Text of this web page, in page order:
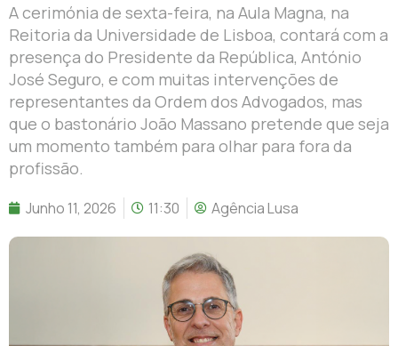
A cerimónia de sexta-feira, na Aula Magna, na
Reitoria da Universidade de Lisboa, contará com a
presença do Presidente da República, António
José Seguro, e com muitas intervenções de
representantes da Ordem dos Advogados, mas
que o bastonário João Massano pretende que seja
um momento também para olhar para fora da
profissão.
Junho 11, 2026 11:30 Agência Lusa